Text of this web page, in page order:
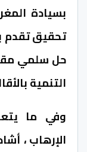
بسيادة
تحقيق تقدم
حل سلمي
التنمية
وفي ما
الإرهاب ،